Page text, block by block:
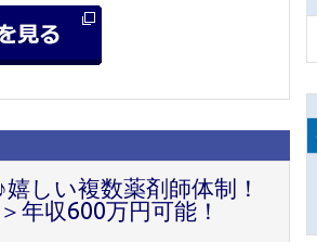
しい複数薬剤師体制！
年収600万円可能！